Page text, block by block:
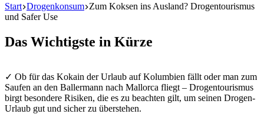
Start Drogenkonsum Zum Koksen ins Ausland? Drogentourismus
und Safer Use
Das Wichtigste in Kürze
✓ Ob für das Kokain der Urlaub auf Kolumbien fällt oder man zum
Saufen an den Ballermann nach Mallorca fliegt – Drogentourismus
birgt besondere Risiken, die es zu beachten gilt, um seinen Drogen-
Urlaub gut und sicher zu überstehen.